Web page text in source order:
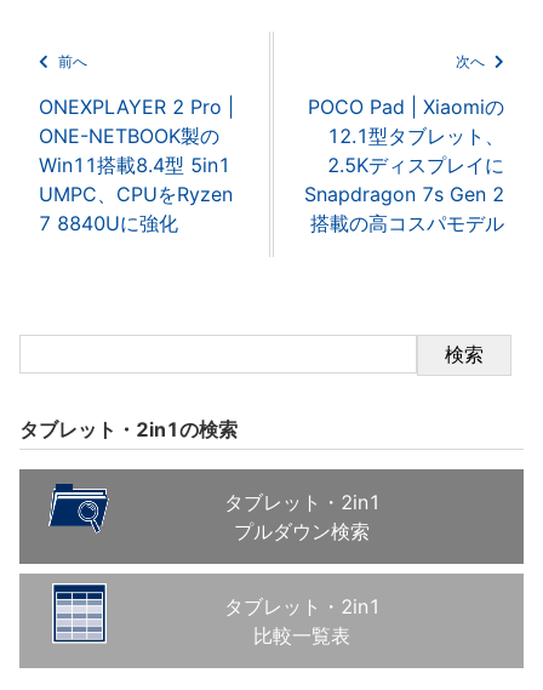
前へ
ONEXPLAYER 2 Pro |
ONE-NETBOOK製の
Win11搭載8.4型 5in1
UMPC、CPUをRyzen
7 8840Uに強化
次へ
POCO Pad | Xiaomiの
12.1型タブレット、
2.5Kディスプレイに
Snapdragon 7s Gen 2
搭載の高コスパモデル
検索
タブレット・2in1の検索
タブレット・2in1
プルダウン検索
タブレット・2in1
比較一覧表